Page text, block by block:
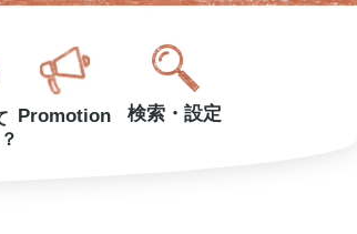
Promotion 検索・設定